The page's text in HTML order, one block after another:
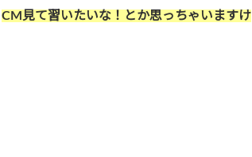
CM見て習いたいな！とか思っちゃいますけ